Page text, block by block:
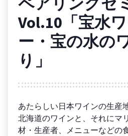
Vol.10「宝水
ー・宝の水の
り」
あたらしい日本ワインの生産
北海道のワインと、それにマ
材・生産者、メニューなどの